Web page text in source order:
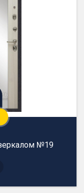
№19